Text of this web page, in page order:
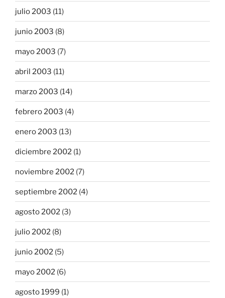
julio 2003 (11)
junio 2003 (8)
mayo 2003 (7)
abril 2003 (11)
marzo 2003 (14)
febrero 2003 (4)
enero 2003 (13)
diciembre 2002 (1)
noviembre 2002 (7)
septiembre 2002 (4)
agosto 2002 (3)
julio 2002 (8)
junio 2002 (5)
mayo 2002 (6)
agosto 1999 (1)